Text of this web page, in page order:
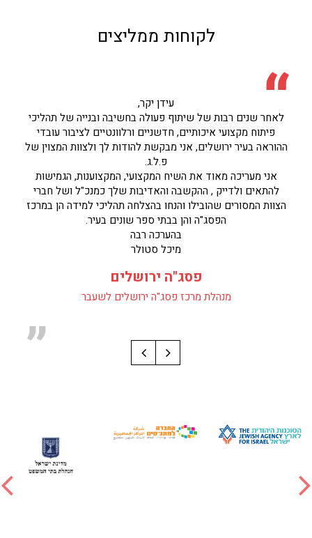
לקוחות ממליצים
עידן יקר,
לאחר שנים רבות של שיתוף פעולה בחשיבה ובנייה של תהליכי
פיתוח מקצועי איכותיים, חדשניים ורלוונטיים לציבור עובדי
ההוראה בעיר ירושלים, אני מבקשת להודות לך ולצוות המצוין של
פ.ל.ג.
אני מעריכה מאוד את השיח המקצועי, המקצוענות, הגמישות
להתאים ולדייק , ההקשבה והאדיבות שלך כמנכ"ל ושל חברי
הצוות המסורים שהובילו והנחו בהצלחה תהליכי למידה הן במרכז
הפסג"ה והן בבתי ספר שונים בעיר.
בהערכה רבה
מיכל סטולר
פסג"ה ירושלים
מנהלת מרכז פסג"ה ירושלים לשעבר